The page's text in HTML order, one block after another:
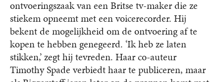
ontvoeringszaak van een Britse tv-maker die ze
stiekem opneemt met een voicerecorder. Hij
bekent de mogelijkheid om de ontvoering af te
kopen te hebben genegeerd. ‘Ik heb ze laten
stikken,’ zegt hij tevreden. Haar co-auteur
Timothy Spade verbiedt haar te publiceren, maar